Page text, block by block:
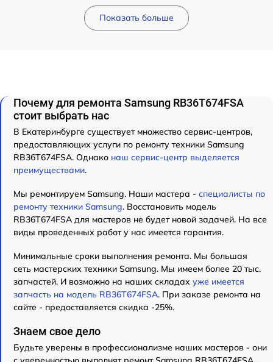
Показать больше
Почему для ремонта Samsung RB36T674FSA
стоит выбрать нас
В Екатеринбурге существует множество сервис-центров,
предоставляющих услуги по ремонту техники Samsung
RB36T674FSA. Однако наш сервис-центр выделяется
преимуществами.
Мы ремонтируем Samsung. Наши мастера - специалисты по
ремонту техники Samsung. Восстановить модель
RB36T674FSA для мастеров не будет новой задачей. На все
виды проведенных работ у нас имеется гарантия.
Минимальные сроки выполнения ремонта. Мы большая
сеть мастерских техники Samsung. Мы имеем более 20 тыс.
запчастей. И возможно на наших складах уже имеется
запчасть на модель RB36T674FSA. При заказе ремонта на
сайте - предоставляется скидка -25%.
Знаем свое дело
Будьте уверены в профессионализме наших мастеров - они